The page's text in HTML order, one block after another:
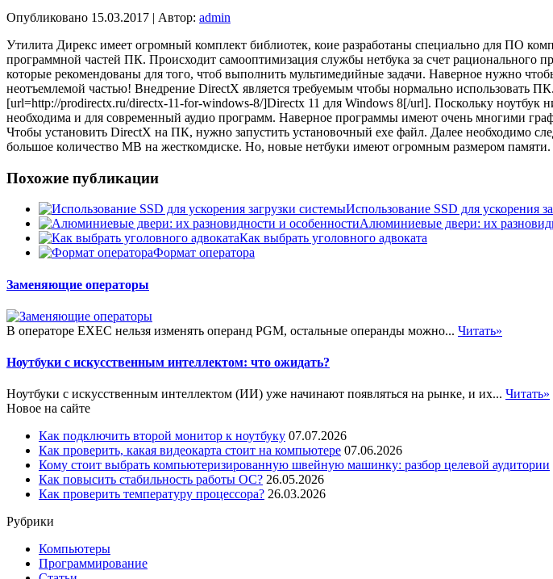
Опубликовано 15.03.2017 | Автор: admin
Утилита Дирекс имеет огромный комплект библиотек, коие разработаны специально для ПО
программной частей ПК. Происходит самооптимизация службы нетбука за счет рационального
которые рекомендованы для того, чтоб выполнить мультимедийные задачи. Наверное нужно
неотъемлемой частью! Внедрение DirectX является требуемым чтобы нормально использовать
[url=http://prodirectx.ru/directx-11-for-windows-8/]Directx 11 для Windows 8[/url]. Поскольку ноутбук
необходима и для современный аудио программ. Наверное программы имеют очень многими
Чтобы установить DirectX на ПК, нужно запустить установочный exe файл. Далее необходимо
большое количество MB на жесткомдиске. Но, новые нетбуки имеют огромным размером памяти.
Похожие публикации
Использование SSD для ускорения
Алюминиевые двери: их
Как выбрать уголовного адвоката
Формат оператора
Заменяющие операторы
В операторе ЕХЕС нельзя изменять операнд PGM, остальные операнды можно... Читать»
Ноутбуки с искусственным интеллектом: что ожидать?
Ноутбуки с искусственным интеллектом (ИИ) уже начинают появляться на рынке, и их... Читать»
Новое на сайте
Как подключить второй монитор к ноутбуку 07.07.2026
Как проверить, какая видеокарта стоит на компьютере 07.06.2026
Кому стоит выбрать компьютеризированную швейную машинку: разбор целевой аудитории
Как повысить стабильность работы ОС? 26.05.2026
Как проверить температуру процессора? 26.03.2026
Рубрики
Компьютеры
Программирование